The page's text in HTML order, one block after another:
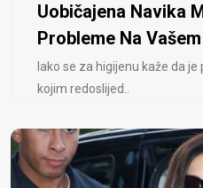
Uobičajena Navika
Probleme Na
Iako se za higijenu kaže da
kojim redoslijed..